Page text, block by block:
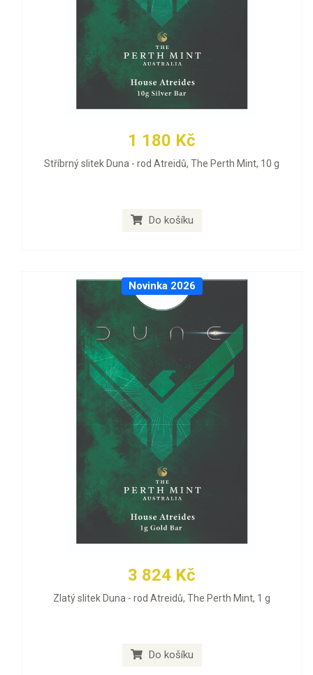
1 180 Kč
Stříbrný slitek Duna - rod Atreidů, The Perth Mint, 10 g
Do košíku
Novinka 2026
3 824 Kč
Zlatý slitek Duna - rod Atreidů, The Perth Mint, 1 g
Do košíku